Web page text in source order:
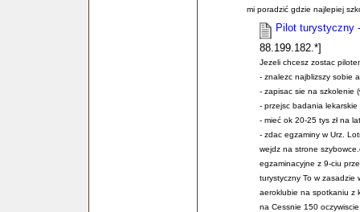
mi poradzić gdzie najlepiej
Pilot turystyczny
88.199.182.*]
Jezeli chcesz zostac
- znalezc najblizszy sobie
- zapisac sie na szkolenie
- przejsc badania lekarskie
- mieć ok 20-25 tys zł na
- zdac egzaminy w Urz.
wejdz na strone
egzaminacyjne z 9-ciu
turystyczny To w zasadzie
aeroklubie na spotkaniu z
na Cessnie 150